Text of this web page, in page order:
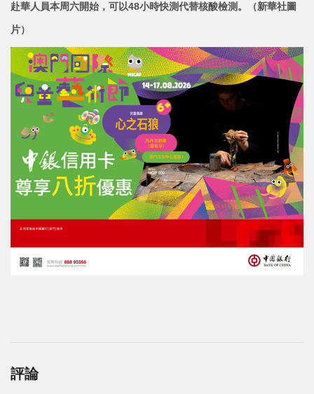
赴華人員本周六開始，可以48小時快測代替核酸檢測。 （新華社圖
片）
評論